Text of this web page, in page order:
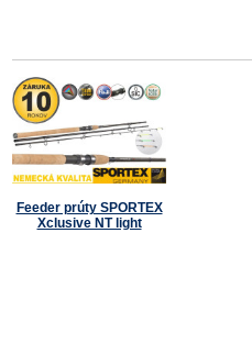
Feeder prúty SPORTEX
Xclusive NT light